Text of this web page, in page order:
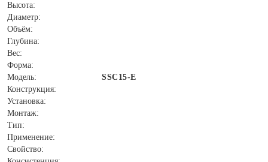
Высота:
Диаметр:
Объём:
Глубина:
Вес:
Форма:
Модель:
SSC15-E
Конструкция:
Установка:
Монтаж:
Тип:
Применение:
Свойство: